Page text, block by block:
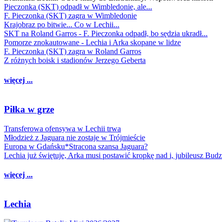
Pieczonka (SKT) odpadł w Wimbledonie, ale...
F. Pieczonka (SKT) zagra w Wimbledonie
Krajobraz po bitwie... Co w Lechii...
SKT na Roland Garros - F. Pieczonka odpadł, bo sędzia ukradł...
Pomorze znokautowane - Lechia i Arka skopane w lidze
F. Pieczonka (SKT) zagra w Roland Garros
Z różnych boisk i stadionów Jerzego Geberta
więcej ...
Piłka w grze
Transferowa ofensywa w Lechii trwa
Młodzież z Jaguara nie zostaje w Trójmieście
Europa w Gdańsku*Stracona szansa Jaguara?
Lechia już świętuje, Arka musi postawić kropkę nad i, jubileusz
więcej ...
Lechia